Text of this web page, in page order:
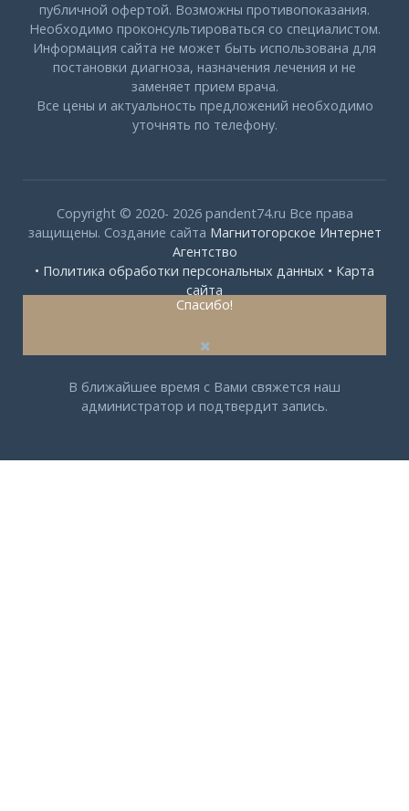
публичной офертой. Возможны противопоказания.
Необходимо проконсультироваться со специалистом.
Информация сайта не может быть использована для
постановки диагноза, назначения лечения и не
заменяет прием врача.
Все цены и актуальность предложений необходимо
уточнять по телефону.
Copyright © 2020- 2026 pandent74.ru Все права
защищены. Создание сайта Магнитогорское Интернет
Агентство
• Политика обработки персональных данных • Карта
сайта
Спасибо!
В ближайшее время с Вами свяжется наш
администратор и подтвердит запись.